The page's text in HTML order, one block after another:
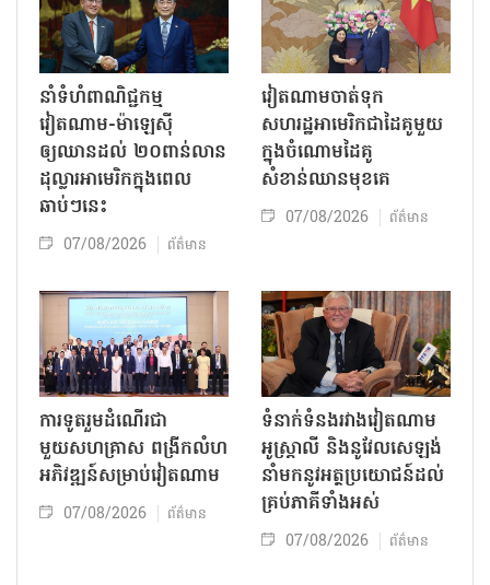
នាំទំហំពាណិជ្ជកម្ម
វៀតណាម-ម៉ាឡេស៊ី
ឲ្យឈានដល់ ២០ពាន់លាន
ដុល្លារអាមេរិកក្នុងពេល
ឆាប់ៗនេះ
07/08/2026 ព័ត៌មាន
វៀតណាមចាត់ទុក
សហរដ្ឋអាមេរិកជាដៃគូមួយ
ក្នុងចំណោមដៃគូ
សំខាន់ឈានមុខគេ
07/08/2026 ព័ត៌មាន
ការទូតរួមដំណើរជា
មួយសហគ្រាស ពង្រីកលំហ
អភិវឌ្ឍន៍សម្រាប់វៀតណាម
07/08/2026 ព័ត៌មាន
ទំនាក់ទំនងរវាងវៀតណាម
អូស្ត្រាលី និងនូវែលសេឡង់
នាំមកនូវអត្ថប្រយោជន៍ដល់
គ្រប់ភាគីទាំងអស់
07/08/2026 ព័ត៌មាន